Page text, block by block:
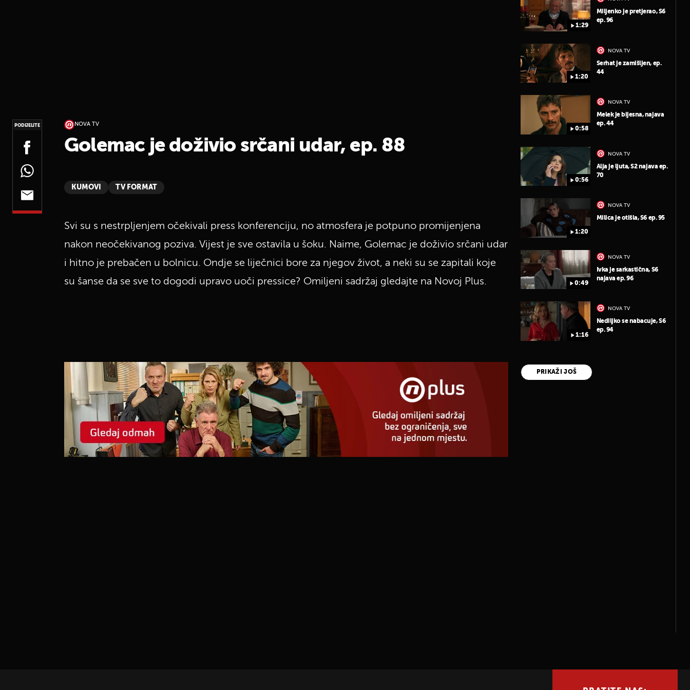
PODIJELITE NOVA TV
Golemac je doživio srčani udar, ep. 88
KUMOVI TV FORMAT
Svi su s nestrpljenjem očekivali press konferenciju, no atmosfera je potpuno promijenjena
nakon neočekivanog poziva. Vijest je sve ostavila u šoku. Naime, Golemac je doživio srčani udar
i hitno je prebačen u bolnicu. Ondje se liječnici bore za njegov život, a neki su se zapitali koje
su šanse da se sve to dogodi upravo uoči pressice? Omiljeni sadržaj gledajte na Novoj Plus.
1:29
Miljenko je pretjerao, S6
ep. 96
1:20
NOVA TV
Serhat je zamišljen, ep.
44
0:58
NOVA TV
Melek je bijesna, najava
ep. 44
0:56
NOVA TV
Alja je ljuta, S2 najava ep.
70
1:20
NOVA TV
Milica je otišla, S6 ep. 95
0:49
NOVA TV
Ivka je sarkastična, S6
najava ep. 96
1:16
NOVA TV
Nediljko se nabacuje, S6
ep. 94
PRIKAŽI JOŠ
UKLJUČITE NOTIFIKACIJE